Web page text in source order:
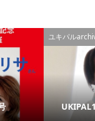
ユキパル